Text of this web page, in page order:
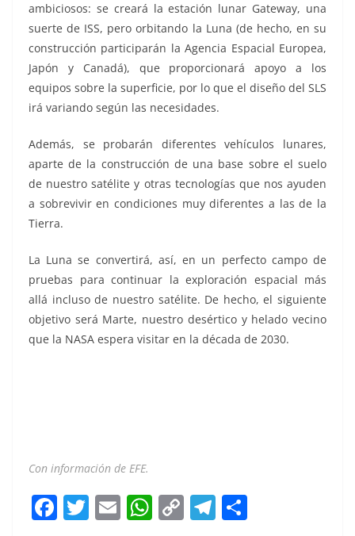
ambiciosos: se creará la estación lunar Gateway, una
suerte de ISS, pero orbitando la Luna (de hecho, en su
construcción participarán la Agencia Espacial Europea,
Japón y Canadá), que proporcionará apoyo a los
equipos sobre la superficie, por lo que el diseño del SLS
irá variando según las necesidades.
Además, se probarán diferentes vehículos lunares,
aparte de la construcción de una base sobre el suelo
de nuestro satélite y otras tecnologías que nos ayuden
a sobrevivir en condiciones muy diferentes a las de la
Tierra.
La Luna se convertirá, así, en un perfecto campo de
pruebas para continuar la exploración espacial más
allá incluso de nuestro satélite. De hecho, el siguiente
objetivo será Marte, nuestro desértico y helado vecino
que la NASA espera visitar en la década de 2030.
Con información de EFE.
F T E W C T